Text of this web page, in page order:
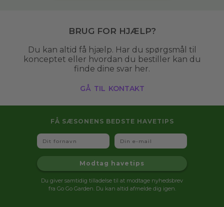
Brug for hjælp?
Du kan altid få hjælp. Har du spørgsmål til
konceptet eller hvordan du bestiller kan du
finde dine svar her.
gå til kontakt
FÅ SÆSONENS BEDSTE HAVETIPS
Fornavn Email
Modtag havetips
Du giver samtidig tilladelse til at modtage nyhedsbrev
fra Go Go Garden. Du kan altid afmelde dig igen.